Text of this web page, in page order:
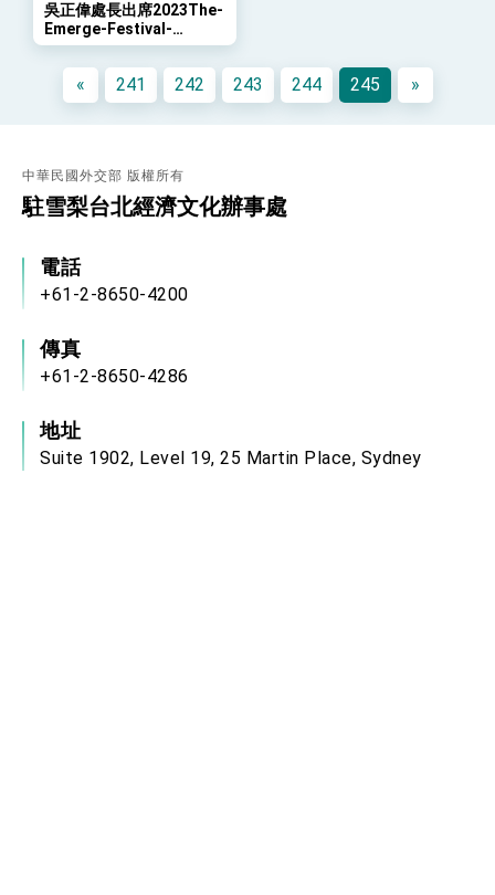
總統發表執政周年談話 盼面對未來挑戰 堅持
團結 迎風轉型 穩健前行
賴總統就職演說影片
總統重要談話
外交部重要言論
我國政府將在美國亞利桑納州設立「駐鳳凰城辦
事處」，進一步深化台美交流合作
吳正偉處長出席2023The-
Emerge-Festival-
Chatswood-StreetFair-
Parade
« 241 242 243 244 245 »
中華民國外交部 版權所有
駐雪梨台北經濟文化辦事處
電話
+61-2-8650-4200
傳真
+61-2-8650-4286
地址
Suite 1902, Level 19, 25 Martin Place, Sydney